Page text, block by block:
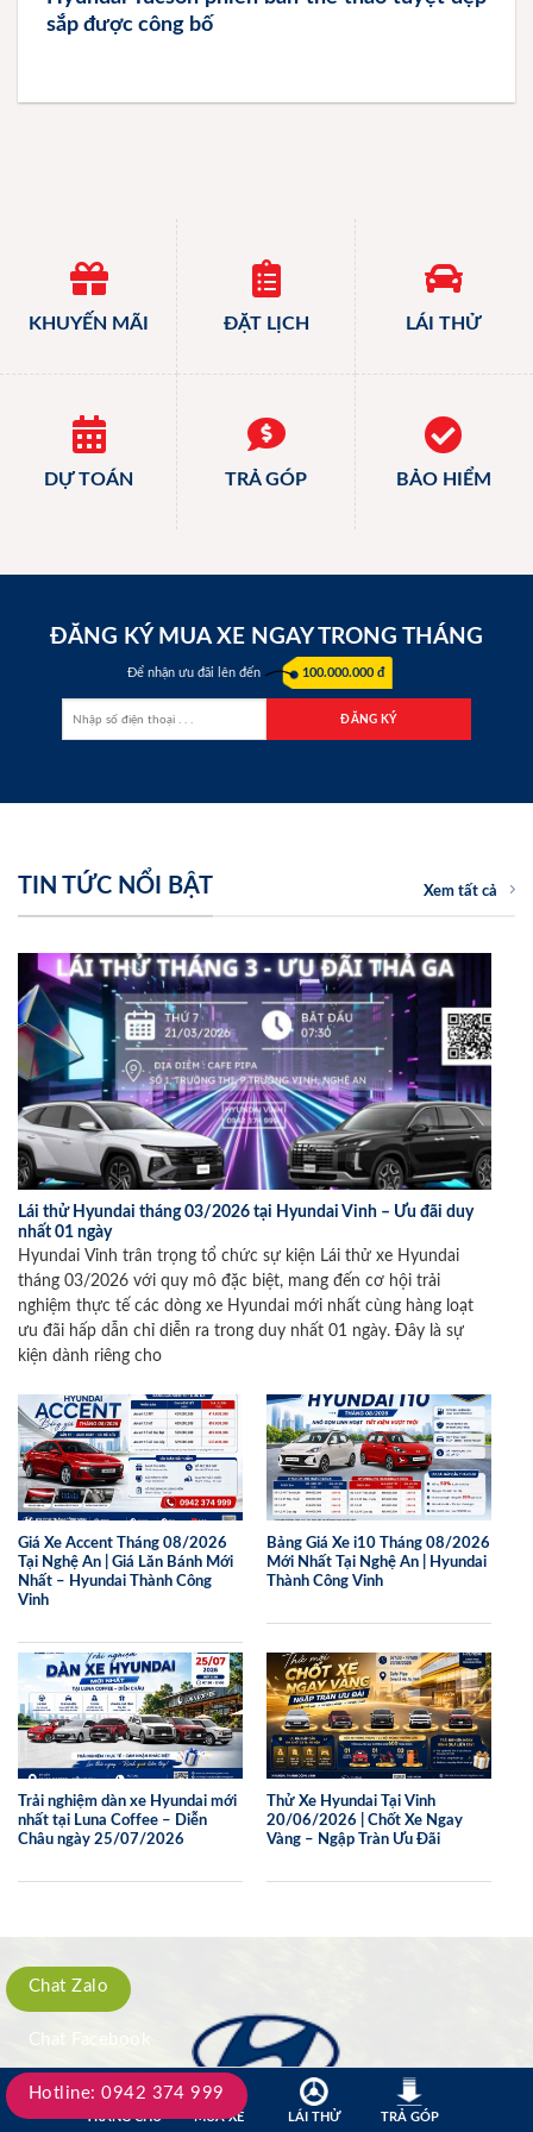
sắp được công bố
KHUYẾN MÃI ĐẶT LỊCH LÁI THỬ
DỰ TOÁN TRẢ GÓP BẢO HIỂM
ĐĂNG KÝ MUA XE NGAY TRONG THÁNG
Để nhận ưu đãi lên đến 100.000.000 đ
TIN TỨC NỔI BẬT Xem tất cả
Lái thử Hyundai tháng 03/2026 tại Hyundai Vinh – Ưu đãi duy
nhất 01 ngày
Hyundai Vinh trân trọng tổ chức sự kiện Lái thử xe Hyundai
tháng 03/2026 với quy mô đặc biệt, mang đến cơ hội trải
nghiệm thực tế các dòng xe Hyundai mới nhất cùng hàng loạt
ưu đãi hấp dẫn chỉ diễn ra trong duy nhất 01 ngày. Đây là sự
kiện dành riêng cho
Giá Xe Accent Tháng 08/2026
Tại Nghệ An | Giá Lăn Bánh Mới
Nhất – Hyundai Thành Công
Vinh
Bảng Giá Xe i10 Tháng 08/2026
Mới Nhất Tại Nghệ An | Hyundai
Thành Công Vinh
Trải nghiệm dàn xe Hyundai mới
nhất tại Luna Coffee – Diễn
Châu ngày 25/07/2026
Thử Xe Hyundai Tại Vinh
20/06/2026 | Chốt Xe Ngay
Vàng – Ngập Tràn Ưu Đãi
Hyundai Vinh
TRANG CHỦ MUA XE LÁI THỬ TRẢ GÓP
Chat Zalo
Hotline: 0942 374 999